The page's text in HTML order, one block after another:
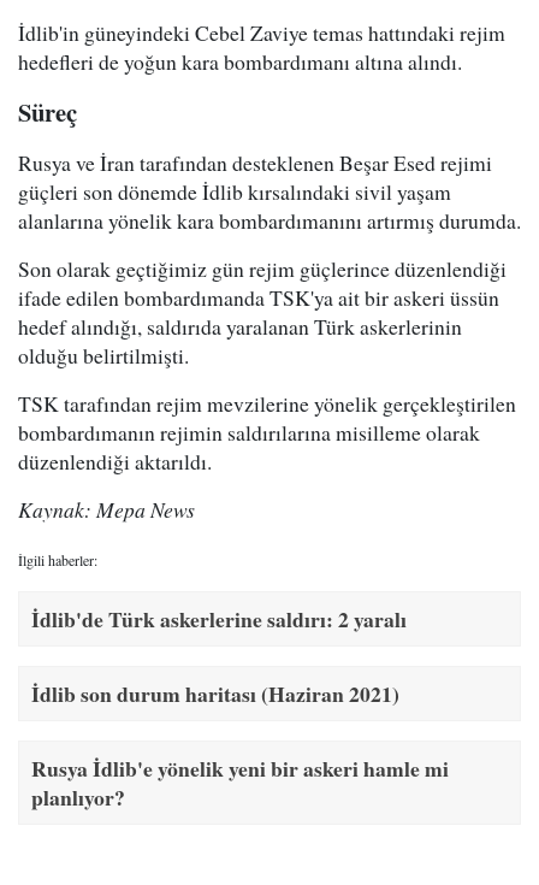
İdlib'in güneyindeki Cebel Zaviye temas hattındaki rejim
hedefleri de yoğun kara bombardımanı altına alındı.
Süreç
Rusya ve İran tarafından desteklenen Beşar Esed rejimi
güçleri son dönemde İdlib kırsalındaki sivil yaşam
alanlarına yönelik kara bombardımanını artırmış durumda.
Son olarak geçtiğimiz gün rejim güçlerince düzenlendiği
ifade edilen bombardımanda TSK'ya ait bir askeri üssün
hedef alındığı, saldırıda yaralanan Türk askerlerinin
olduğu belirtilmişti.
TSK tarafından rejim mevzilerine yönelik gerçekleştirilen
bombardımanın rejimin saldırılarına misilleme olarak
düzenlendiği aktarıldı.
Kaynak: Mepa News
İlgili haberler:
İdlib'de Türk askerlerine saldırı: 2 yaralı
İdlib son durum haritası (Haziran 2021)
Rusya İdlib'e yönelik yeni bir askeri hamle mi
planlıyor?